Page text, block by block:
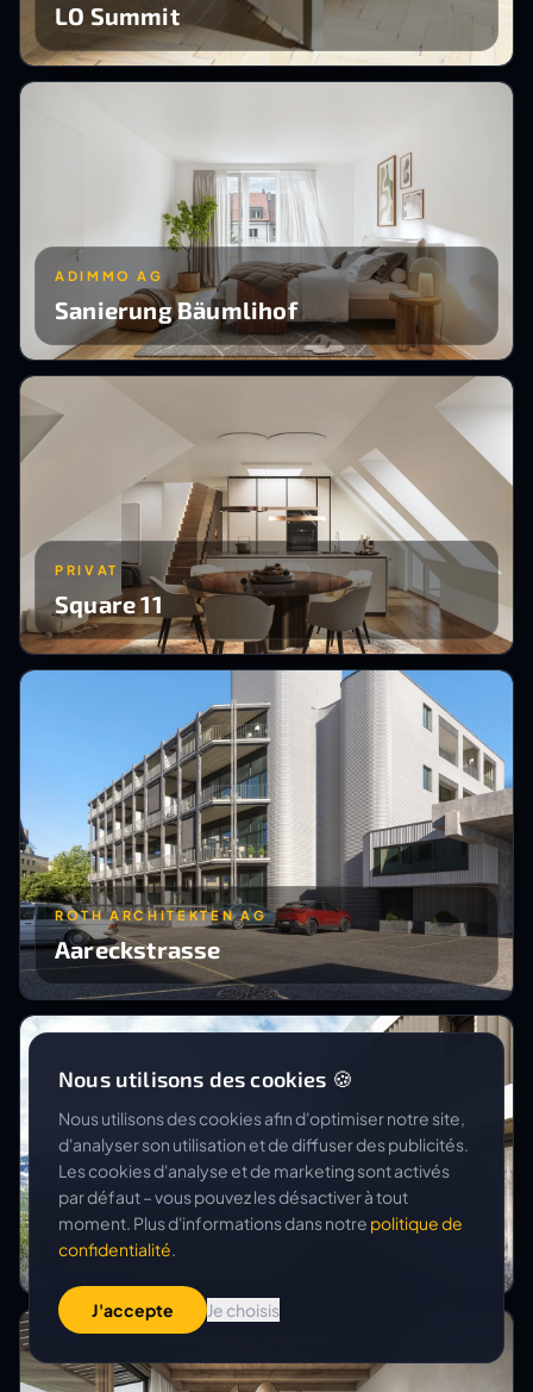
LO Summit
ADIMMO AG
Sanierung Bäumlihof
PRIVAT
Square 11
ROTH ARCHITEKTEN AG
Aareckstrasse
RUNDUM ARCHITEKTUR AG
Überbauung Sägagass
Nous utilisons des cookies 🍪
Nous utilisons des cookies afin d'optimiser notre site,
d'analyser son utilisation et de diffuser des publicités.
Les cookies d'analyse et de marketing sont activés
par défaut – vous pouvez les désactiver à tout
moment. Plus d'informations dans notre politique de
confidentialité.
J'accepte Je choisis